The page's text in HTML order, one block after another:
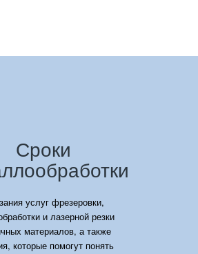
Сроки
услуг фрезеровки,
и лазерной резки
материалов, а также
которые помогут понять